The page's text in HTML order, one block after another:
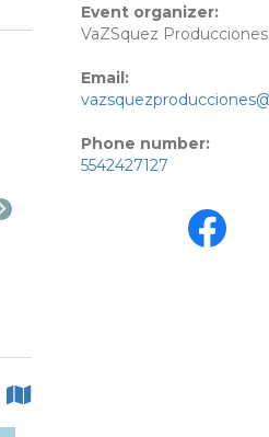
Event organizer:
VaZSquez Producciones
Email:
Phone number:
5542427127